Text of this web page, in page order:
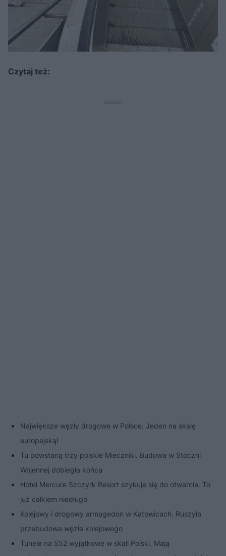
Czytaj też:
Największe węzły drogowe w Polsce. Jeden na skalę
europejską!
Tu powstaną trzy polskie Mieczniki. Budowa w Stoczni
Wojennej dobiegła końca
Hotel Mercure Szczyrk Resort szykuje się do otwarcia. To
już całkiem niedługo
Kolejowy i drogowy armagedon w Katowicach. Ruszyła
przebudowa węzła kolejowego
Tunele na S52 wyjątkowe w skali Polski. Mają